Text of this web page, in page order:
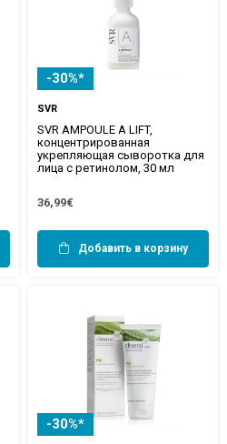
-30%*
SVR
SVR AMPOULE A LIFT,
концентрированная
укрепляющая сыворотка для
лица с ретинолом, 30 мл
36,99€
Добавить в корзину
-30%*